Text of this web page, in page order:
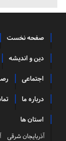
صفحه نخست
دین و اندیشه
اجتماعی
درباره ما
استان ها
آذربایجان شرقی